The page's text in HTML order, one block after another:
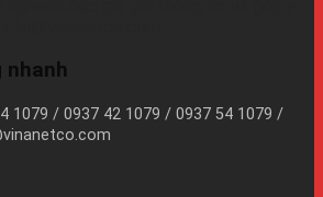
nhanh
1079 / 0937 42 1079 / 0937 54 1079 /